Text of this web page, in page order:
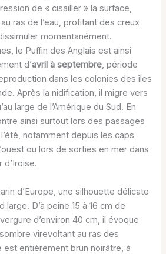
de « cisailler » la surface,
ras de l’eau, profitant des creux
momentanément.
le Puffin des Anglais est ainsi
d’avril à septembre , période
dans les colonies des îles
Après la nidification, il migre vers
large de l’Amérique du Sud. En
ainsi surtout lors des passages
notamment depuis les caps
ou lors de sorties en mer dans
d’Iroise.
d’Europe, une silhouette délicate
large. D’à peine 15 à 16 cm de
d’environ 40 cm, il évoque
virevoltant au ras des
est entièrement brun noirâtre, à